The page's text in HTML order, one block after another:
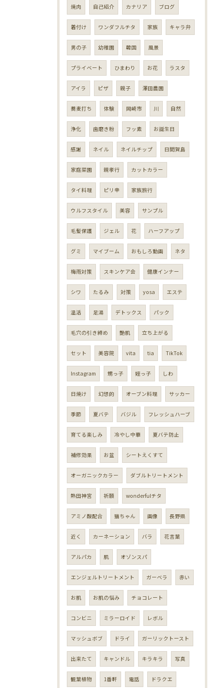
焼肉 自己紹介 カナリア ブログ
着付け ワンダフルチタ 家族 キャラ弁
男の子 幼稚園 韓国 風景
プライベート ひまわり お花 ラスタ
アイラ ピザ 親子 澤田農園
蕎麦打ち 体験 岡崎市 川 自然
浄化 歯磨き粉 フッ素 お誕生日
感謝 ネイル ネイルチップ 日間賀島
家庭菜園 親孝行 カットカラー
タイ料理 ピリ辛 家族旅行
ウルフスタイル 美容 サンプル
毛髪保護 ジェル 花 ハーフアップ
グミ マイブーム おもしろ動画 ネタ
梅雨対策 スキンケア会 健康インナー
シワ たるみ 対策 yosa エステ
温活 足湯 デトックス パック
毛穴の引き締め 艶肌 立ち上がる
セット 美容院 vita tia TikTok
Instagram 甥っ子 姪っ子 しわ
日焼け 幻想的 オーブン料理 サッカー
季節 夏バテ バジル フレッシュハーブ
育てる楽しみ 冷やし中華 夏バテ防止
補修効果 お盆 シートえくすて
オーガニックカラー ダブルトリートメント
熱田神宮 祈願 wonderfulチタ
アミノ酸配合 猫ちゃん 画像 長野県
近く カーネーション バラ 花言葉
アルパカ 肌 オゾンスパ
エンジェルトリートメント ガーベラ 赤い
お肌 お肌の悩み チョコレート
コンビニ ミラーロイド レボル
マッシュボブ ドライ ガーリックトースト
出来たて キャンドル キラキラ 写真
観葉植物 1番軒 電話 ドラクエ